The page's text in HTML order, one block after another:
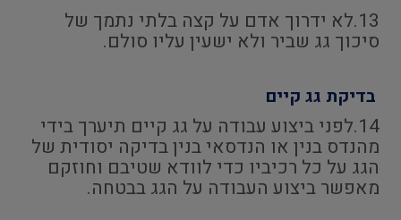
13.לא ידרוך אדם על קצה בלתי נתמך של
סיכוך גג שביר ולא ישעין עליו סולם.
בדיקת גג קיים
14.לפני ביצוע עבודה על גג קיים תיערך בידי
מהנדס בנין או הנדסאי בנין בדיקה יסודית של
הגג על כל רכיביו כדי לוודא שטיבם וחוזקם
מאפשר ביצוע העבודה על הגג בבטחה.